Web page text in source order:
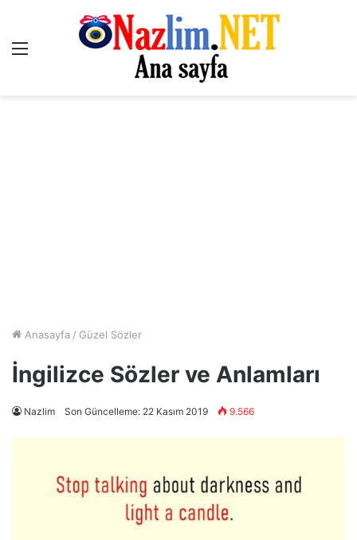
Menü
Anasayfa / Güzel Sözler
İngilizce Sözler ve Anlamları
Nazlim Son Güncelleme: 22 Kasım 2019 9.566